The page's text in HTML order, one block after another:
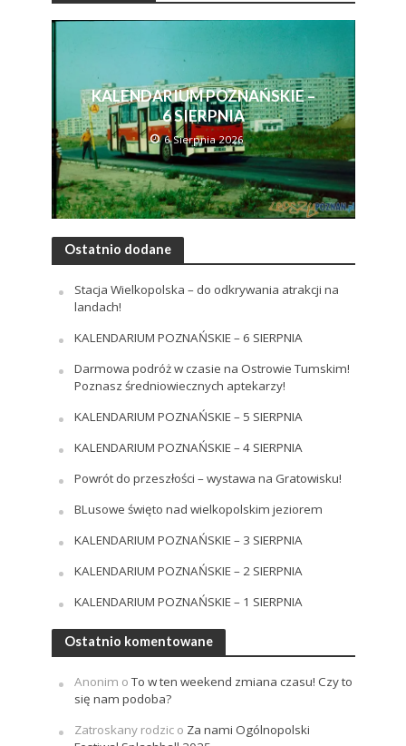
KALENDARIUM POZNAŃSKIE –
6 SIERPNIA
6 Sierpnia 2026
Ostatnio dodane
Stacja Wielkopolska – do odkrywania atrakcji na
landach!
KALENDARIUM POZNAŃSKIE – 6 SIERPNIA
Darmowa podróż w czasie na Ostrowie Tumskim!
Poznasz średniowiecznych aptekarzy!
KALENDARIUM POZNAŃSKIE – 5 SIERPNIA
KALENDARIUM POZNAŃSKIE – 4 SIERPNIA
Powrót do przeszłości – wystawa na Gratowisku!
BLusowe święto nad wielkopolskim jeziorem
KALENDARIUM POZNAŃSKIE – 3 SIERPNIA
KALENDARIUM POZNAŃSKIE – 2 SIERPNIA
KALENDARIUM POZNAŃSKIE – 1 SIERPNIA
Ostatnio komentowane
Anonim oTo w ten weekend zmiana czasu! Czy to
się nam podoba?
Zatroskany rodzico Za nami Ogólnopolski